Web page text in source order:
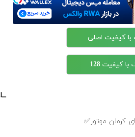
با کیفیت اصلی
کیفیت 128
کرمان موتور✅